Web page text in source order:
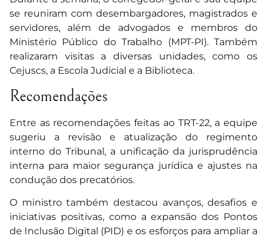
se reuniram com desembargadores, magistrados e
servidores, além de advogados e membros do
Ministério Público do Trabalho (MPT-PI). Também
realizaram visitas a diversas unidades, como os
Cejuscs, a Escola Judicial e a Biblioteca.
Recomendações
Entre as recomendações feitas ao TRT-22, a equipe
sugeriu a revisão e atualização do regimento
interno do Tribunal, a unificação da jurisprudência
interna para maior segurança jurídica e ajustes na
condução dos precatórios.
O ministro também destacou avanços, desafios e
iniciativas positivas, como a expansão dos Pontos
de Inclusão Digital (PID) e os esforços para ampliar a